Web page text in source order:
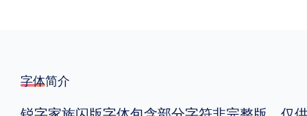
格式
字体简介